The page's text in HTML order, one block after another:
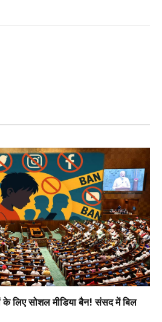
लिए सोशल मीडिया बैन! संसद में बिल